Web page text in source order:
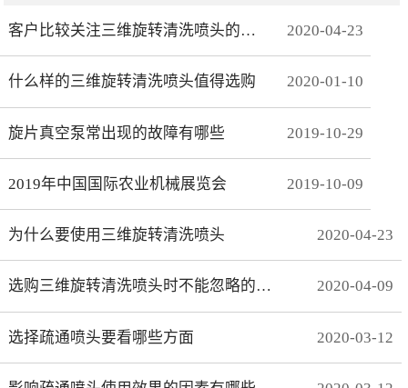
客户比较关注三维旋转清洗喷头的哪些方面 2020-04-23
什么样的三维旋转清洗喷头值得选购 2020-01-10
旋片真空泵常出现的故障有哪些 2019-10-29
2019年中国国际农业机械展览会 2019-10-09
为什么要使用三维旋转清洗喷头 2020-04-23
选购三维旋转清洗喷头时不能忽略的事项有哪些 2020-04-09
选择疏通喷头要看哪些方面 2020-03-12